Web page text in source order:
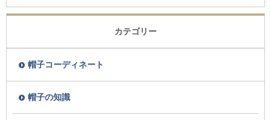
カテゴリー
帽子コーディネート
帽子の知識